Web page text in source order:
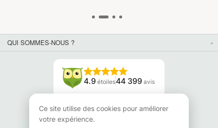
QUI SOMMES-NOUS ?
4.9 étoiles44 399 avis
Lisez nos avis
Ce site utilise des cookies pour améliorer
votre expérience.